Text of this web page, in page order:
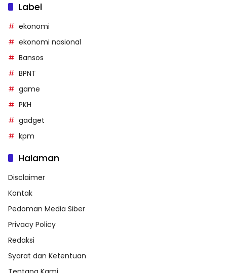
Label
ekonomi
ekonomi nasional
Bansos
BPNT
game
PKH
gadget
kpm
Halaman
Disclaimer
Kontak
Pedoman Media Siber
Privacy Policy
Redaksi
Syarat dan Ketentuan